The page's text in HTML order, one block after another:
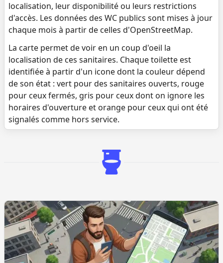
localisation, leur disponibilité ou leurs restrictions
d'accès. Les données des WC publics sont mises à jour
chaque mois à partir de celles d'OpenStreetMap.
La carte permet de voir en un coup d'oeil la
localisation de ces sanitaires. Chaque toilette est
identifiée à partir d'un icone dont la couleur dépend
de son état : vert pour des sanitaires ouverts, rouge
pour ceux fermés, gris pour ceux dont on ignore les
horaires d'ouverture et orange pour ceux qui ont été
signalés comme hors service.